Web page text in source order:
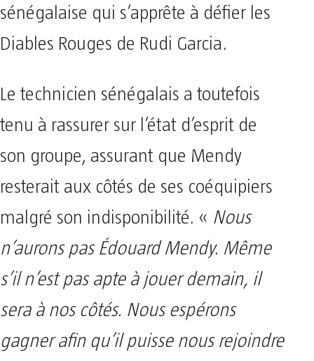
sénégalaise qui s’apprête à défier les
Diables Rouges de Rudi Garcia.
Le technicien sénégalais a toutefois
tenu à rassurer sur l’état d’esprit de
son groupe, assurant que Mendy
resterait aux côtés de ses coéquipiers
malgré son indisponibilité. « Nous
n’aurons pas Édouard Mendy. Même
s’il n’est pas apte à jouer demain, il
sera à nos côtés. Nous espérons
gagner afin qu’il puisse nous rejoindre